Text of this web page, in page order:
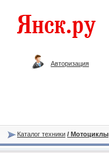
Авторизация
Каталог техники / Мотоциклы